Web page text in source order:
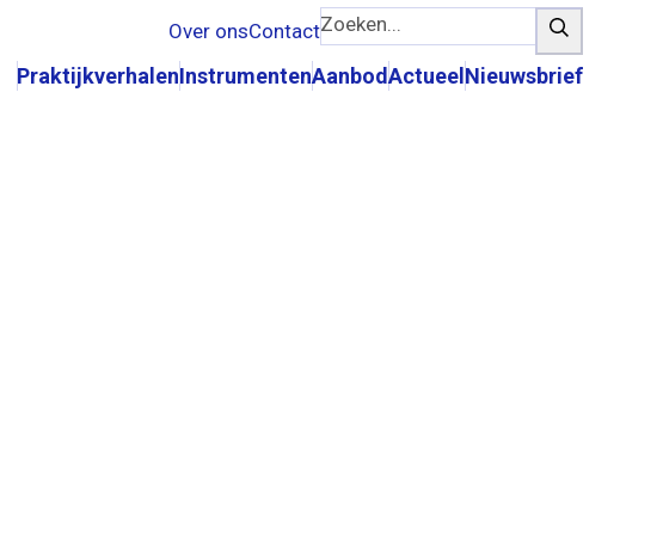
PraktijkverhalenInstrumentenAanbodActueel Nieuwsbrief
Over onsContactZoeken... Zoeken